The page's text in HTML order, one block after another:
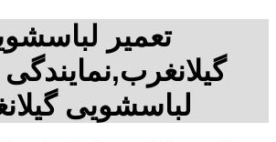
تعمیر
لباسشویی